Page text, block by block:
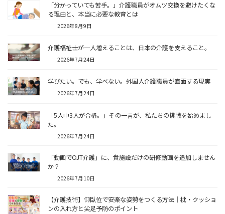
「分かっていても苦手。」介護職員がオムツ交換を避けたくな
る理由と、本当に必要な教育とは
2026年8月9日
介護福祉士が一人増えることは、日本の介護を支えること。
2026年7月24日
学びたい。でも、学べない。外国人介護職員が直面する現実
2026年7月24日
「5人中3人が合格。」その一言が、私たちの挑戦を始めまし
た。
2026年7月24日
「動画でOJT介護」に、貴施設だけの研修動画を追加しません
か？
2026年7月10日
【介護技術】仰臥位で安楽な姿勢をつくる方法｜枕・クッショ
ンの入れ方と尖足予防のポイント